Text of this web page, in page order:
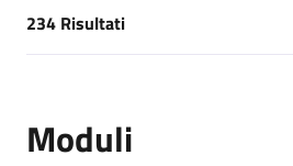
[results] Risultati
234 Risultati
Moduli